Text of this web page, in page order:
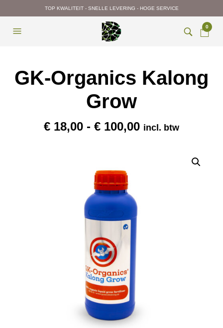
TOP KWALITEIT - SNELLE LEVERING - HOGE SERVICE
0
GK-Organics Kalong
Grow
€ 18,00 - € 100,00Prijsklasse:
incl. btw